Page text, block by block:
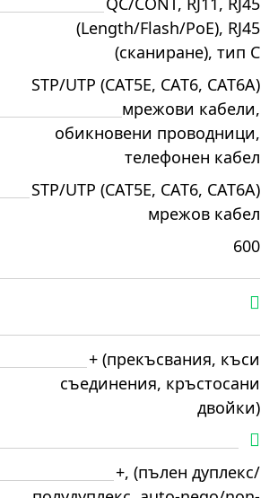
(Length/Flash/PoE), RJ45
(сканиране), тип C
STP/UTP (CAT5E, CAT6, CAT6A)
мрежови кабели,
обикновени проводници,
телефонен кабел
STP/UTP (CAT5E, CAT6, CAT6A)
мрежов кабел
600
+ (прекъсвания, къси
съединения, кръстосани
двойки)
+, (пълен дуплекс/